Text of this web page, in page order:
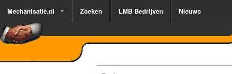
Mechanisatie.nl Zoeken LMB Bedrijven Nieuws